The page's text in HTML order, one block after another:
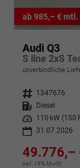
ab 985,– € mtl.
Audi Q3
S line 2xS
unverbindliche
Fahrzeugnr. 1347676
Kraftstoff
Diesel
Leistung
110 kW (150
31.07.2026
49.776,–
incl. 19% MwSt.